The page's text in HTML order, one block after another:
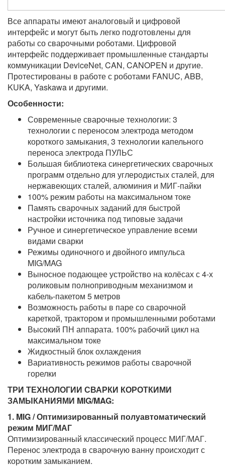
Все аппараты имеют аналоговый и цифровой
интерфейс и могут быть легко подготовлены для
работы со сварочными роботами. Цифровой
интерфейс поддерживает промышленные стандарты
коммуникации DeviceNet, CAN, CANOPEN и другие.
Протестированы в работе с роботами FANUC, ABB,
KUKA, Yaskawa и другими.
Особенности:
Современные сварочные технологии: 3
технологии с переносом электрода методом
короткого замыкания, 3 технологии капельного
переноса электрода ПУЛЬС
Большая библиотека синергетических сварочных
программ отдельно для углеродистых сталей, для
нержавеющих сталей, алюминия и МИГ-пайки
100% режим работы на максимальном токе
Память сварочных заданий для быстрой
настройки источника под типовые задачи
Ручное и синергетическое управление всеми
видами сварки
Режимы одиночного и двойного импульса
MIG/MAG
Выносное подающее устройство на колёсах с 4-х
роликовым полноприводным механизмом и
кабель-пакетом 5 метров
Возможность работы в паре со сварочной
кареткой, трактором и промышленными роботами
Высокий ПН аппарата. 100% рабочий цикл на
максимальном токе
Жидкостный блок охлаждения
Вариативность режимов работы сварочной
горелки
ТРИ ТЕХНОЛОГИИ СВАРКИ КОРОТКИМИ
ЗАМЫКАНИЯМИ MIG/MAG:
1. MIG / Оптимизированный полуавтоматический
режим МИГ/МАГ
Оптимизированный классический процесс МИГ/МАГ.
Перенос электрода в сварочную ванну происходит с
коротким замыканием.